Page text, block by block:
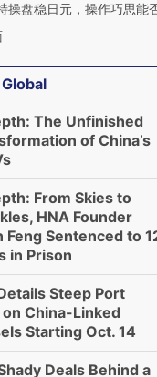
操盘稳日元，操作巧思能
The Unfinished
of China’s
From Skies to
HNA Founder
Feng Sentenced to
in Prison
Steep Port
on China-Linked
Starting Oct. 14
Deals Behind a